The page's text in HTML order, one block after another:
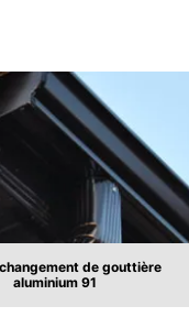
de gouttière
aluminium 91